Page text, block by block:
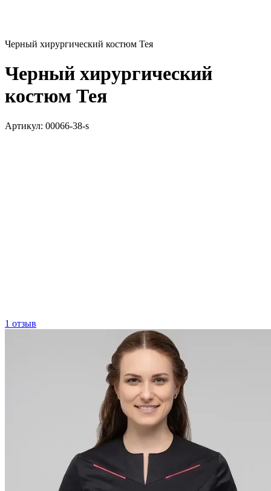
Черный хирургический костюм Тея
Черный хирургический
костюм Тея
Артикул: 00066-38-s
1 отзыв